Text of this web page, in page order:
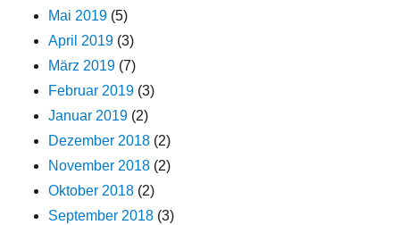
Mai 2019 (5)
April 2019 (3)
März 2019 (7)
Februar 2019 (3)
Januar 2019 (2)
Dezember 2018 (2)
November 2018 (2)
Oktober 2018 (2)
September 2018 (3)